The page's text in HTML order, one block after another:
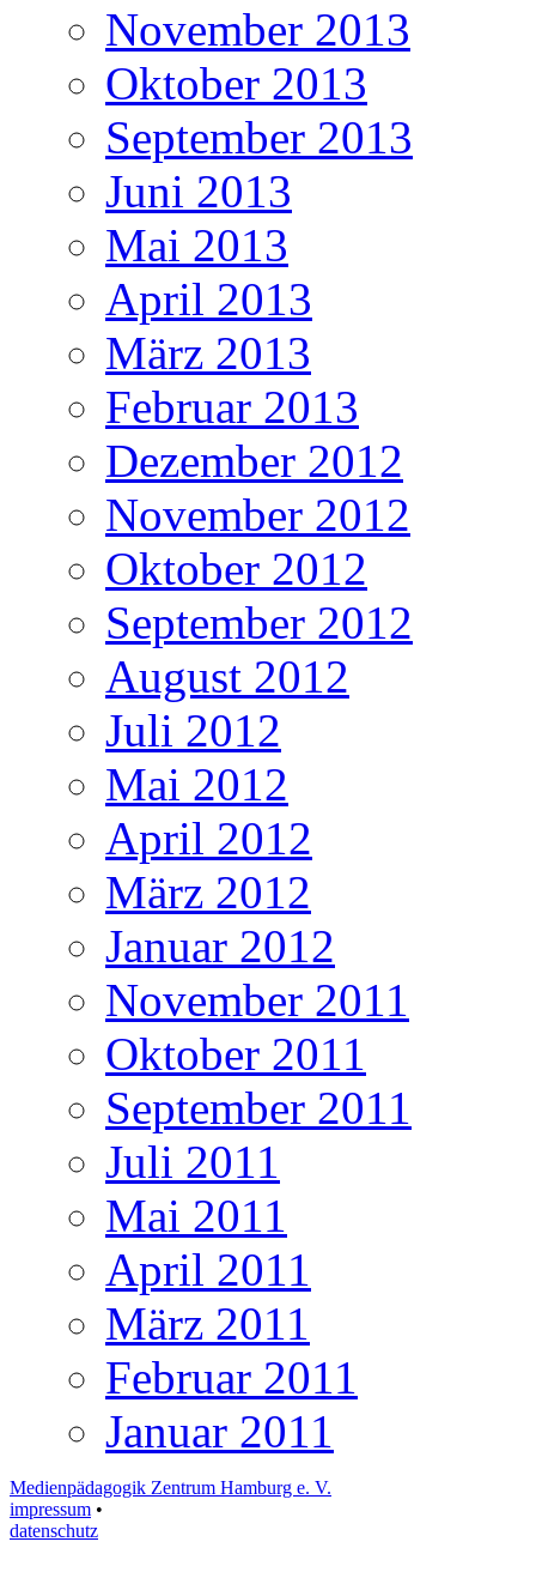
November 2013
Oktober 2013
September 2013
Juni 2013
Mai 2013
April 2013
März 2013
Februar 2013
Dezember 2012
November 2012
Oktober 2012
September 2012
August 2012
Juli 2012
Mai 2012
April 2012
März 2012
Januar 2012
November 2011
Oktober 2011
September 2011
Juli 2011
Mai 2011
April 2011
März 2011
Februar 2011
Januar 2011
Medienpädagogik Zentrum Hamburg e. V.
impressum •
datenschutz